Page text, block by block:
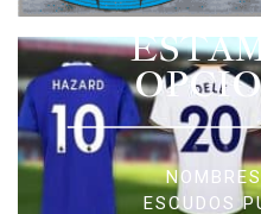
ESCUDOS